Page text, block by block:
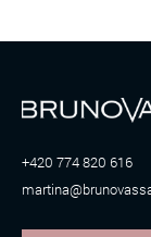
+420 774 820 616